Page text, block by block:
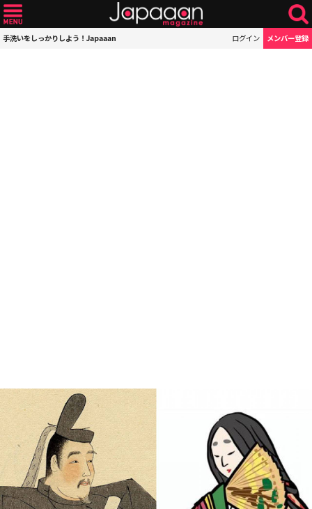
手洗いをしっかりしよう！Japaaan ログイン メンバー登録